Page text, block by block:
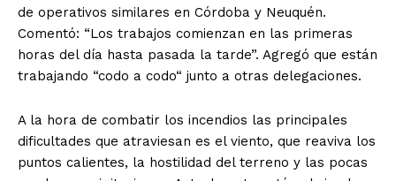
de operativos similares en Córdoba y Neuquén.
Comentó: “Los trabajos comienzan en las primeras
horas del día hasta pasada la tarde”. Agregó que están
trabajando “codo a codo“ junto a otras delegaciones.
A la hora de combatir los incendios las principales
dificultades que atraviesan es el viento, que reaviva los
puntos calientes, la hostilidad del terreno y las pocas